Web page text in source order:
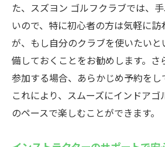
た、スズヨン ゴルフクラブでは、
いので、特に初心者の方は気軽に
が、もし自分のクラブを使いたい
備しておくことをお勧めします。さ
参加する場合、あらかじめ予約をし
これにより、スムーズにインドア
のペースで楽しむことができます。